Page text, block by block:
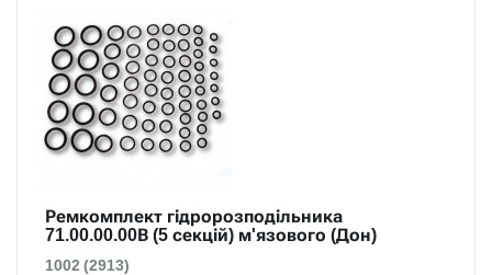
Ремкомплект гідророзподільника
71.00.00.00В (5 секцій) м'язового (Дон)
1002 (2913)